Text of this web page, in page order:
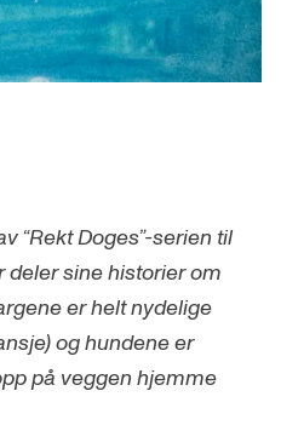
“Rekt Doges”-serien til
deler sine historier om
er helt nydelige
og hundene er
på veggen hjemme